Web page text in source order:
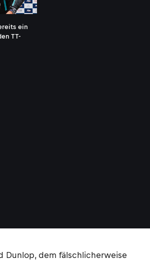
ein
TT-
Dunlop, dem fälschlicherweise